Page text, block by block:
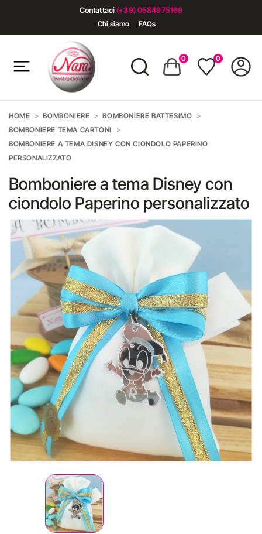
Contattaci (+39) 0584975169
Chi siamo FAQs
0 0
HOME BOMBONIERE
BOMBONIERE BATTESIMO
BOMBONIERE TEMA CARTONI
BOMBONIERE A TEMA DISNEY CON CIONDOLO PAPERINO
PERSONALIZZATO
Bomboniere a tema Disney con
ciondolo Paperino personalizzato